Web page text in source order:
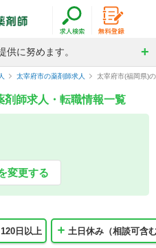
供に努めます。
太宰府市の薬剤師求人 太宰府市(福岡県)
剤師求人・転職情報一覧
変更する
日以上 土日休み（相談可含